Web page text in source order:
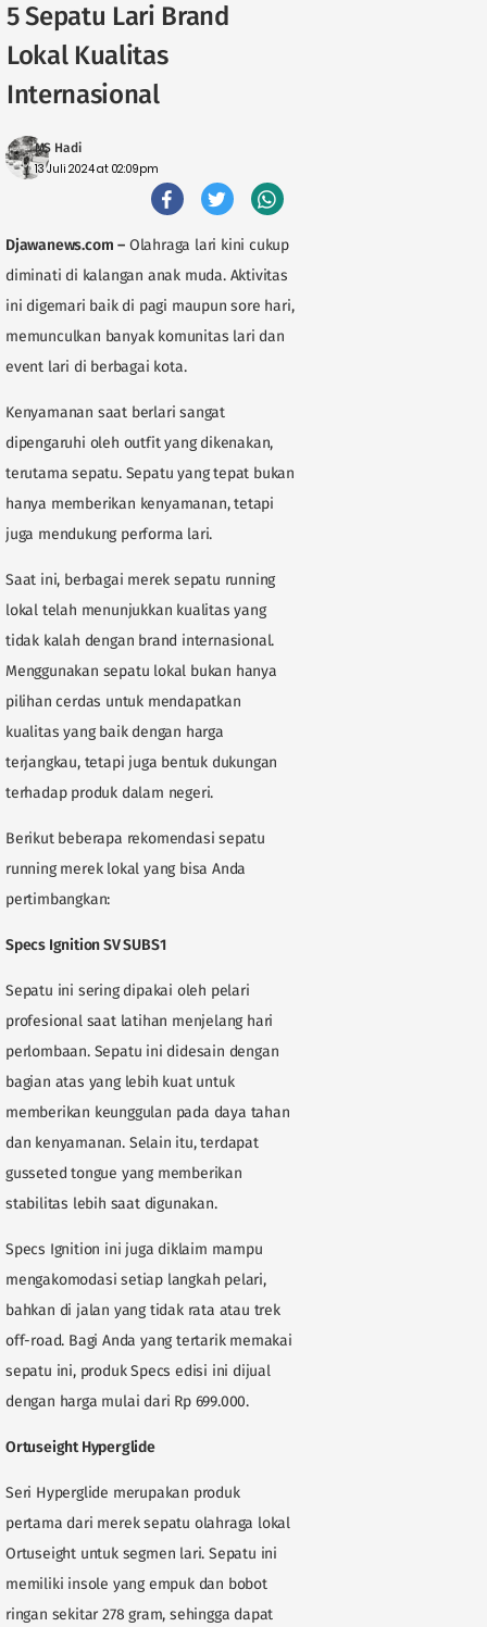
5 Sepatu Lari Brand
Lokal Kualitas
Internasional
MS Hadi
13 Juli 2024 at 02:09pm
Djawanews.com – Olahraga lari kini cukup
diminati di kalangan anak muda. Aktivitas
ini digemari baik di pagi maupun sore hari,
memunculkan banyak komunitas lari dan
event lari di berbagai kota.
Kenyamanan saat berlari sangat
dipengaruhi oleh outfit yang dikenakan,
terutama sepatu. Sepatu yang tepat bukan
hanya memberikan kenyamanan, tetapi
juga mendukung performa lari.
Saat ini, berbagai merek sepatu running
lokal telah menunjukkan kualitas yang
tidak kalah dengan brand internasional.
Menggunakan sepatu lokal bukan hanya
pilihan cerdas untuk mendapatkan
kualitas yang baik dengan harga
terjangkau, tetapi juga bentuk dukungan
terhadap produk dalam negeri.
Berikut beberapa rekomendasi sepatu
running merek lokal yang bisa Anda
pertimbangkan:
Specs Ignition SV SUBS1
Sepatu ini sering dipakai oleh pelari
profesional saat latihan menjelang hari
perlombaan. Sepatu ini didesain dengan
bagian atas yang lebih kuat untuk
memberikan keunggulan pada daya tahan
dan kenyamanan. Selain itu, terdapat
gusseted tongue yang memberikan
stabilitas lebih saat digunakan.
Specs Ignition ini juga diklaim mampu
mengakomodasi setiap langkah pelari,
bahkan di jalan yang tidak rata atau trek
off-road. Bagi Anda yang tertarik memakai
sepatu ini, produk Specs edisi ini dijual
dengan harga mulai dari Rp 699.000.
Ortuseight Hyperglide
Seri Hyperglide merupakan produk
pertama dari merek sepatu olahraga lokal
Ortuseight untuk segmen lari. Sepatu ini
memiliki insole yang empuk dan bobot
ringan sekitar 278 gram, sehingga dapat